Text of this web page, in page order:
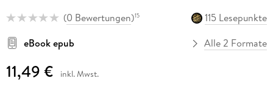
(0 Bewertungen)15
115 Lesepunkte
eBook epub
Alle 2 Formate
11,49 € inkl. Mwst.